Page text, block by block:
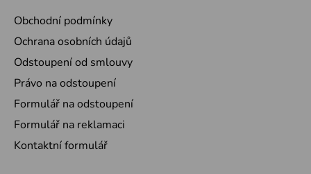
Obchodní podmínky
Ochrana osobních údajů
Odstoupení od smlouvy
Právo na odstoupení
Formulář na odstoupení
Formulář na reklamaci
Kontaktní formulář